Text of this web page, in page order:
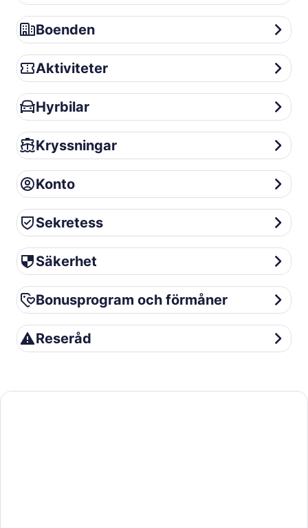
Boenden
Boenden
Aktiviteter
Aktiviteter
Hyrbilar
Hyrbilar
Kryssningar
Kryssningar
Konto
Konto
Sekretess
Sekretess
Säkerhet
Säkerhet
Bonusprogram och förmåner
Bonusprogram och förmåner
Reseråd
Reseråd